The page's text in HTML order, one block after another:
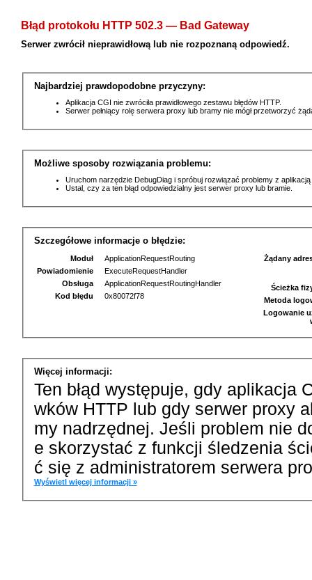
Błąd protokołu HTTP 502.3 — Bad Gateway
Serwer zwrócił nieprawidłową lub nie rozpoznaną odpowiedź.
Najbardziej prawdopodobne przyczyny:
Aplikacja CGI nie zwróciła prawidłowego zestawu błędów HTTP.
Serwer pełniący rolę serwera proxy lub bramy nie mógł przetworzyć
Możliwe sposoby rozwiązania problemu:
Uruchom narzędzie DebugDiag i spróbuj rozwiązać problemy z
Ustal, czy za ten błąd odpowiedzialny jest serwer proxy lub bramie.
Szczegółowe informacje o błędzie:
Moduł
ApplicationRequestRouting
Powiadomienie
ExecuteRequestHandler
Obsługa
ApplicationRequestRoutingHandler
Kod błędu
0x80072f78
Żądany
Ścieżka
Metoda
Logowanie
Więcej informacji:
Ten błąd występuje, gdy aplikacja
wków HTTP lub gdy serwer proxy
my nadrzędnej. Jeśli problem nie
e skorzystać z funkcji śledzenia
ć się z administratorem serwera
Wyświetl więcej informacji »